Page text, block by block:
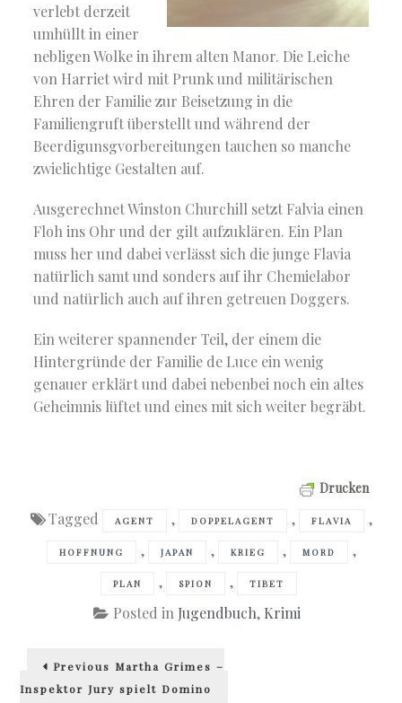
verlebt derzeit
umhüllt in einer
nebligen Wolke in ihrem alten Manor. Die Leiche
von Harriet wird mit Prunk und militärischen
Ehren der Familie zur Beisetzung in die
Familiengruft überstellt und während der
Beerdigunsgvorbereitungen tauchen so manche
zwielichtige Gestalten auf.
Ausgerechnet Winston Churchill setzt Falvia einen
Floh ins Ohr und der gilt aufzuklären. Ein Plan
muss her und dabei verlässt sich die junge Flavia
natürlich samt und sonders auf ihr Chemielabor
und natürlich auch auf ihren getreuen Doggers.
Ein weiterer spannender Teil, der einem die
Hintergründe der Familie de Luce ein wenig
genauer erklärt und dabei nebenbei noch ein altes
Geheimnis lüftet und eines mit sich weiter begräbt.
Drucken
Tagged AGENT , DOPPELAGENT , FLAVIA ,
HOFFNUNG , JAPAN , KRIEG , MORD ,
PLAN , SPION , TIBET
Posted in Jugendbuch, Krimi
Beitragsnavigation
Previous Previous
Martha Grimes –
Inspektor Jury spielt Domino